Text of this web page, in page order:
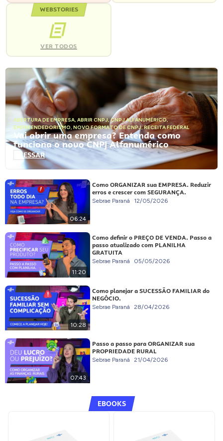
WEBSTORIES
VER TODOS
ABERTURA DE EMPRESA, ABRIR CNPJ,CNPJ ALFANUMÉRICO,
EMPREENDEDORISMO, NOVO FORMATO DE CNPJ,RECEITA FEDERAL
Vai abrir uma empresa? Entenda como
funciona o novo CNPJ Alfanumérico
ACESSAR
06:24
Como ORGANIZAR sua EMPRESA. Reduzir
erros e crescer com SEGURANÇA.
Sebrae Paraná 12/05/2026
11:20
Como definir o PREÇO DE VENDA. Passo a
passo atualizado com PLANILHA
GRATUITA
Sebrae Paraná 05/05/2026
10:28
Como planejar a SUCESSÃO FAMILIAR do
NEGÓCIO.
Sebrae Paraná 28/04/2026
07:43
Passo a passo para ORGANIZAR sua
PROPRIEDADE RURAL
Sebrae Paraná 21/04/2026
EBOOKS